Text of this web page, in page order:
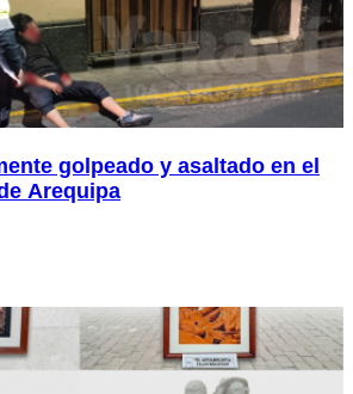
golpeado y asaltado en el
Arequipa